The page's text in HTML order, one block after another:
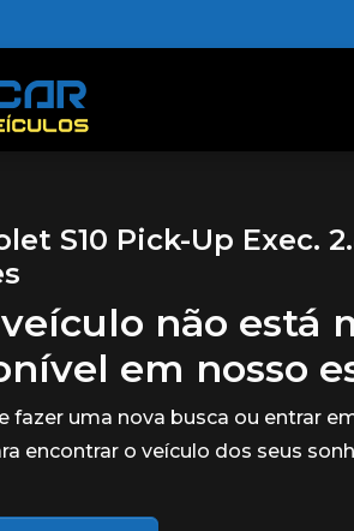
S10 Pick-Up Exec.
não está
em nosso
fazer uma nova busca ou entrar
encontrar o veículo dos seus